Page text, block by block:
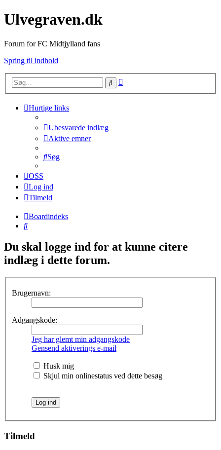
Ulvegraven.dk
Forum for FC Midtjylland fans
Spring til indhold
Søg
Hurtige links
Ubesvarede indlæg
Aktive emner
Søg
OSS
Log ind
Tilmeld
Boardindeks
Søg
Du skal logge ind for at kunne citere
indlæg i dette forum.
Brugernavn:
Adgangskode:
Jeg har glemt min adgangskode
Gensend aktiverings e-mail
Husk mig
Skjul min onlinestatus ved dette besøg
Tilmeld